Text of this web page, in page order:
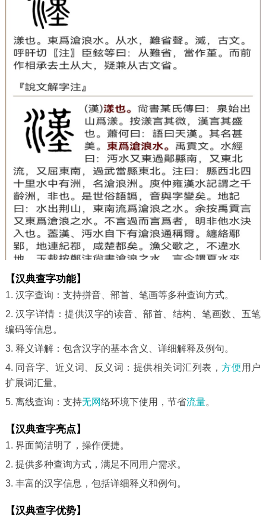
【汉典查字功能】
1. 汉字查询：支持拼音、部首、笔画等多种查询方式。
2. 汉字详情：提供汉字的读音、部首、结构、笔画数、五笔
编码等信息。
3. 释义详解：包含汉字的基本含义、详细解释及例句。
4. 同音字、近义词、反义词：提供相关词汇列表，方便 用户
扩展词汇量。
5. 离线查询：支持无网络环境下使用，节省流量。
【汉典查字亮点】
1. 界面简洁明了，操作便捷。
2. 提供多种查询方式，满足不同用户需求。
3. 丰富的汉字信息，包括详细释义和例句。
【汉典查字优势】